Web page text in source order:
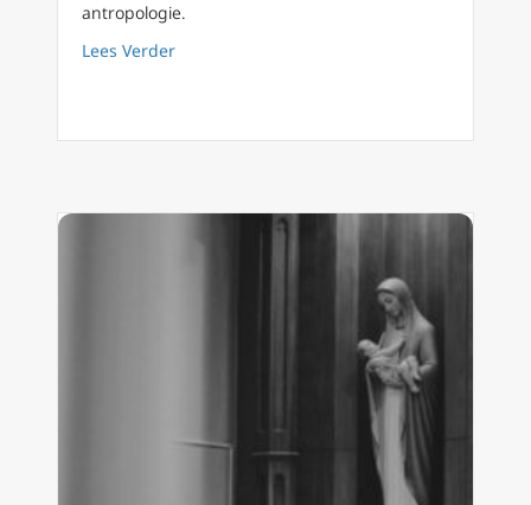
antropologie.
Lees Verderabout Genesis en de Cultuurcrisis: